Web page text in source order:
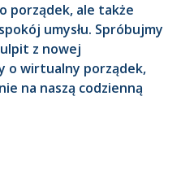
porządek, ale także
umysłu. Spróbujmy
z nowej
o wirtualny porządek,
na naszą codzienną